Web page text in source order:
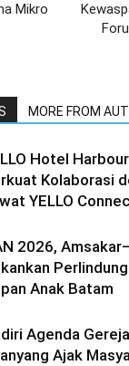
Mikro
MORE FROM
Hotel
Kolaborasi
YELLO
2026,
Anak Batam
Agenda
Ajak